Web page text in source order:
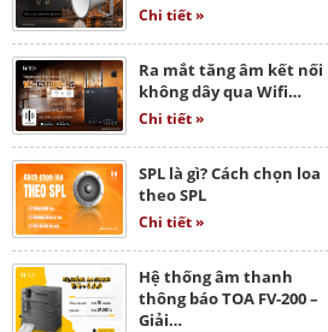
Chi tiết »
Ra mắt tăng âm kết nối
không dây qua Wifi…
Chi tiết »
SPL là gì? Cách chọn loa
theo SPL
Chi tiết »
Hệ thống âm thanh
thông báo TOA FV-200 –
Giải…